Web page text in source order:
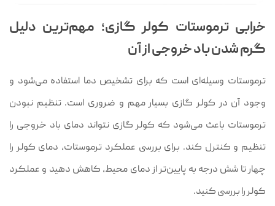
خرابی ترموستات کولر گازی؛ مهم‌ترین دلیل
گرم شدن باد خروجی از آن
ترموستات وسیله‌ای است که برای تشخیص دما استفاده می‌شود و
وجود آن در کولر گازی بسیار مهم و ضروری است. تنظیم نبودن
ترموستات باعث می‌شود که کولر گازی نتواند دمای باد خروجی را
تنظیم و کنترل کند. برای بررسی عملکرد ترموستات، دمای کولر را
چهار تا شش درجه به پایین‌تر از دمای محیط، کاهش دهید و عملکرد
کولر را بررسی کنید.